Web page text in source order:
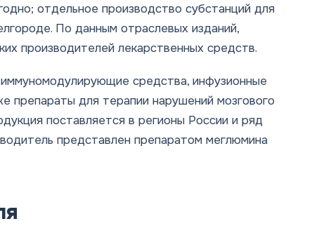
отдельное производство субстанций для
По данным отраслевых изданий,
производителей лекарственных средств.
средства, инфузионные
препараты для терапии нарушений мозгового
поставляется в регионы России и ряд
представлен препаратом меглюмина